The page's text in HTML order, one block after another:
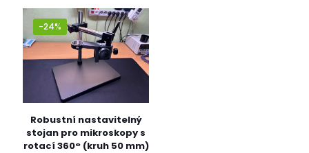
-24%
Robustní nastavitelný
stojan pro mikroskopy s
rotací 360° (kruh 50 mm)